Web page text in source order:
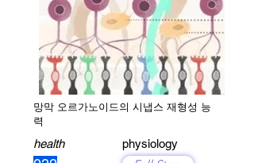
망막 오르가노이드의 시냅스 재형성 능
력
health physiology